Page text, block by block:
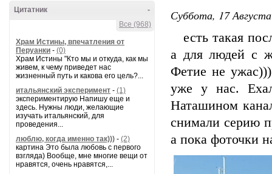
-
Цитатник
Все (968)
Храм Истины, впечатления от
Перуанки - (0)
Храм Истины "Кто мы и откуда, как мы
живем, к чему приведет нас
жизненный путь и какова его цель?...
итальянский эксперимент - (1)
экспериментирую Напишу еще и
здесь. Нужны люди, желающие
изучать итальянский, для
проведения...
люблю, когда именно так))) - (2)
картина Это была любовь с первого
взгляда) Вообще, мне многие вещи от
нравятся, очень нравятся,...
Суббота, 17
есть такая
а для людей с
Фетие не
уже у нас.
Наташином
снимали серию
а пока фоточки